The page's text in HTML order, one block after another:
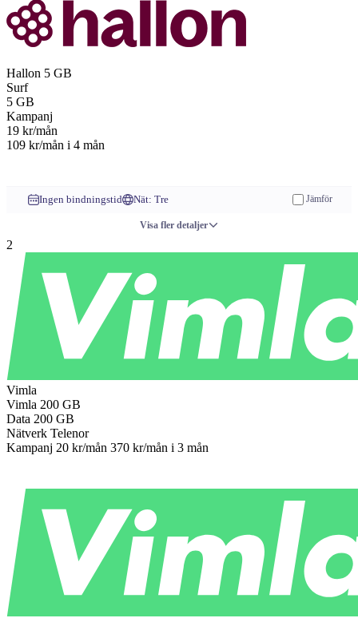
Hallon 5 GB
Surf
5 GB
Kampanj
19 kr/mån
109 kr/mån i 4 mån
Ingen bindningstid Nät: Tre Jämför
Visa fler detaljer
2
Vimla
Vimla 200 GB
Data 200 GB
Nätverk Telenor
Kampanj 20 kr/mån 370 kr/mån i 3 mån